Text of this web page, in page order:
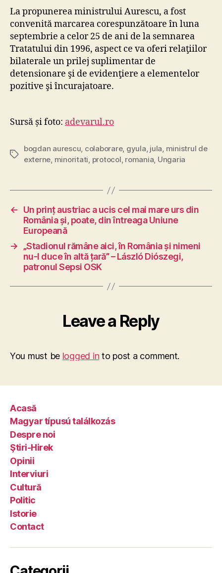
La propunerea ministrului Aurescu, a fost
convenită marcarea corespunzătoare în luna
septembrie a celor 25 de ani de la semnarea
Tratatului din 1996, aspect ce va oferi relaţiilor
bilaterale un prilej suplimentar de
detensionare şi de evidenţiere a elementelor
pozitive şi încurajatoare.
Sursă și foto: adevarul.ro
Tags
bogdan aurescu, colaborare, gyula, jula, ministrul de
externe, minoritati, protocol, romania, Ungaria
←
Un prinț austriac a ucis cel mai mare urs din
România și, poate, din întreaga Uniune
Europeană
→
„Stadionul rămâne aici, în România și nimeni
nu-l duce în altă țară” – László Diószegi,
patronul Sepsi OSK
Leave a Reply
You must be logged in to post a comment.
Acasă
Magyar típusú találkozás
Despre noi
Ştiri-Hirek
Opinii
Interviuri
Cultură
Politic
Istorie
Contact